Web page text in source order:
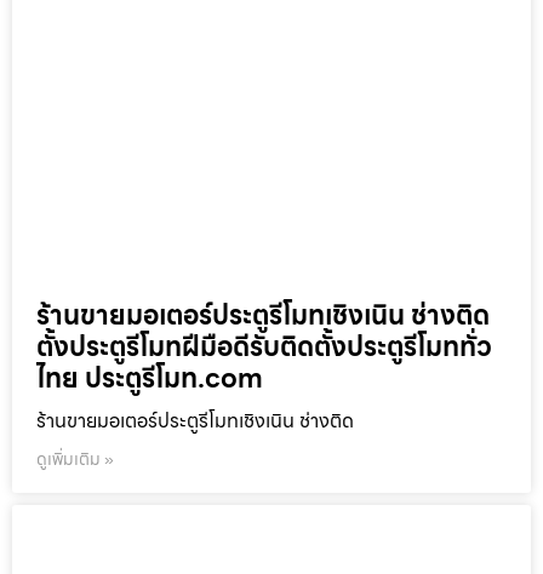
ร้านขายมอเตอร์ประตูรีโมทเชิงเนิน ช่างติด
ตั้งประตูรีโมทฝีมือดีรับติดตั้งประตูรีโมททั่ว
ไทย ประตูรีโมท.com
ร้านขายมอเตอร์ประตูรีโมทเชิงเนิน ช่างติด
ดูเพิ่มเติม »